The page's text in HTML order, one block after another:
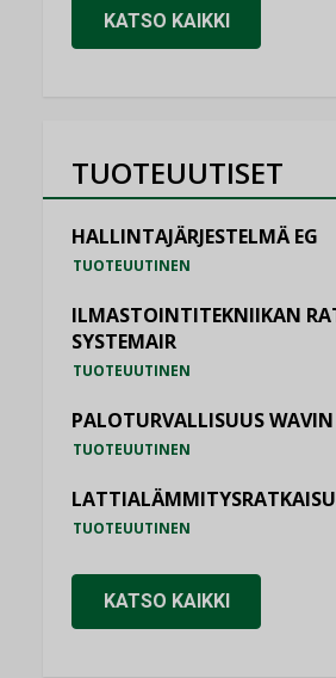
KATSO KAIKKI
TUOTEUUTISET
HALLINTAJÄRJESTELMÄ EG
TUOTEUUTINEN
ILMASTOINTITEKNIIKAN
SYSTEMAIR
TUOTEUUTINEN
PALOTURVALLISUUS WAVIN
TUOTEUUTINEN
TUOTEUUTINEN
KATSO KAIKKI